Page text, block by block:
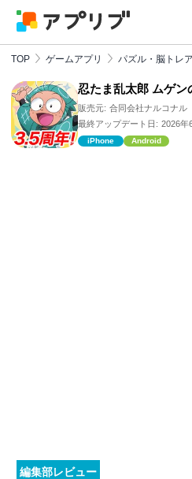
TOP ゲームアプリ パズル・脳トレ
忍たま乱太郎 ムゲン
販売元: 合同会社ナルコナル
最終アップデート日: 2026年
iPhone Android
編集部レビュー